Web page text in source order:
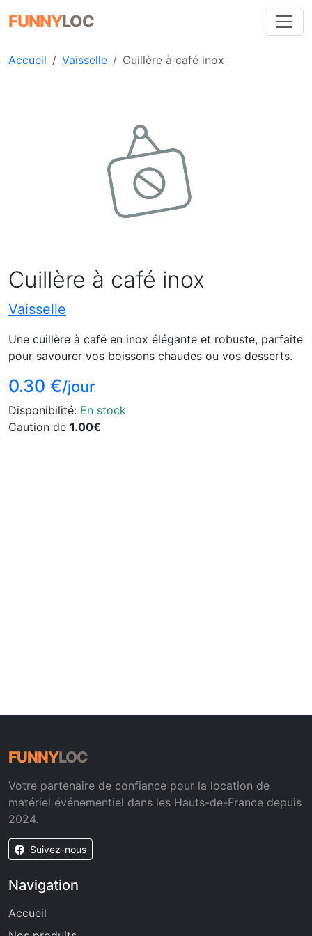
FUNNYLOC
Accueil Vaisselle Cuillère à café inox
Cuillère à café inox
Vaisselle
Une cuillère à café en inox élégante et robuste, parfaite
pour savourer vos boissons chaudes ou vos desserts.
0.30 €/jour
Disponibilité: En stock
Caution de 1.00€
FUNNYLOC
Votre partenaire de confiance pour la location de
matériel événementiel dans les Hauts-de-France depuis
2024.
Suivez-nous
Navigation
Accueil